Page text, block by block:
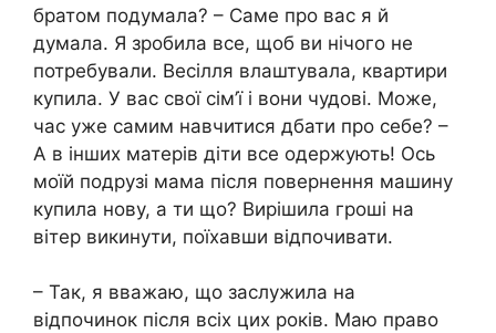
братом подумала? – Саме про вас я й
думала. Я зробила все, щоб ви нічого не
потребували. Весілля влаштувала, квартири
купила. У вас свої сім’ї і вони чудові. Може,
час уже самим навчитися дбати про себе? –
А в інших матерів діти все одержують! Ось
моїй подрузі мама після повернення машину
купила нову, а ти що? Вирішила гроші на
вітер викинути, поїхавши відпочивати.
– Так, я вважаю, що заслужила на
відпочинок після всіх цих років. Маю право